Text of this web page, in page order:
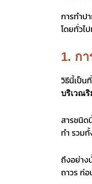
การทำป
โดยทั่วไ
1. ก
วิธีนี้เป็น
บริเวณ
สารชนิด
ทำ รวม
ถึงอย่าง
ถาวร ก่